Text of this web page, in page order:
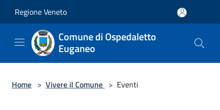
Regione Veneto
Comune di Ospedaletto
Euganeo
Home > Vivere il Comune > Eventi